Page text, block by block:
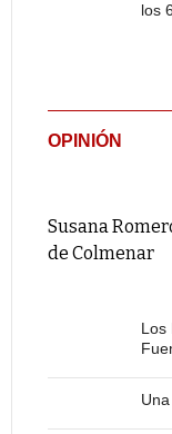
los
OPINIÓN
Susana
de Colmenar
Los